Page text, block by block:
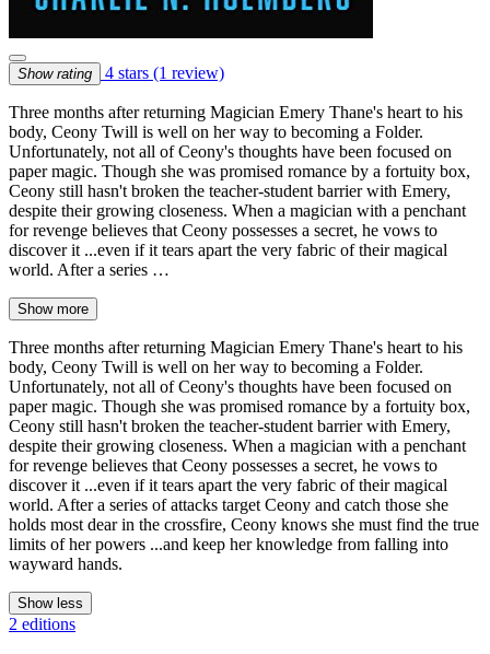
Show rating 4 stars (1 review)
Three months after returning Magician Emery Thane's heart to his
body, Ceony Twill is well on her way to becoming a Folder.
Unfortunately, not all of Ceony's thoughts have been focused on
paper magic. Though she was promised romance by a fortuity box,
Ceony still hasn't broken the teacher-student barrier with Emery,
despite their growing closeness. When a magician with a penchant
for revenge believes that Ceony possesses a secret, he vows to
discover it ...even if it tears apart the very fabric of their magical
world. After a series …
Show more
Three months after returning Magician Emery Thane's heart to his
body, Ceony Twill is well on her way to becoming a Folder.
Unfortunately, not all of Ceony's thoughts have been focused on
paper magic. Though she was promised romance by a fortuity box,
Ceony still hasn't broken the teacher-student barrier with Emery,
despite their growing closeness. When a magician with a penchant
for revenge believes that Ceony possesses a secret, he vows to
discover it ...even if it tears apart the very fabric of their magical
world. After a series of attacks target Ceony and catch those she
holds most dear in the crossfire, Ceony knows she must find the true
limits of her powers ...and keep her knowledge from falling into
wayward hands.
Show less
2 editions